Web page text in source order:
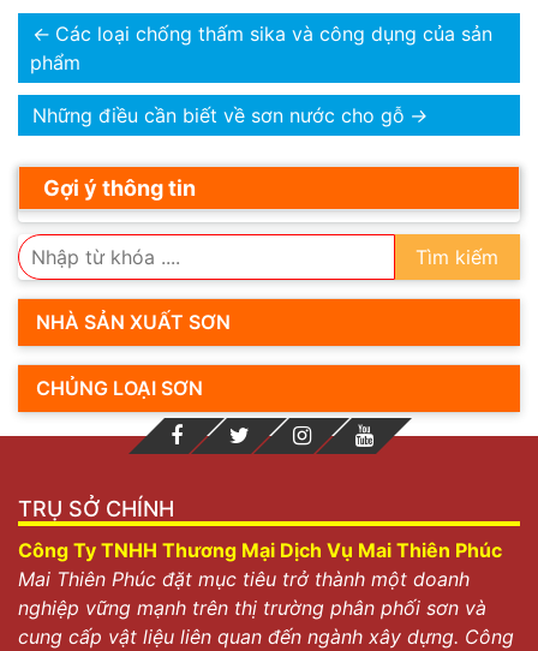
← Các loại chống thấm sika và công dụng của sản
phẩm
Những điều cần biết về sơn nước cho gỗ →
Gợi ý thông tin
Tìm kiếm
NHÀ SẢN XUẤT SƠN
CHỦNG LOẠI SƠN
TRỤ SỞ CHÍNH
Công Ty TNHH Thương Mại Dịch Vụ Mai Thiên Phúc
Mai Thiên Phúc đặt mục tiêu trở thành một doanh
nghiệp vững mạnh trên thị trường phân phối sơn và
cung cấp vật liệu liên quan đến ngành xây dựng. Công